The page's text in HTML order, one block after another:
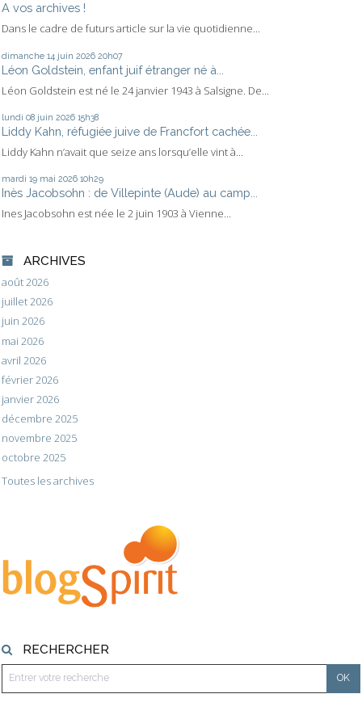
A vos archives !
Dans le cadre de futurs article sur la vie quotidienne...
dimanche 14 juin 2026 20h07
Léon Goldstein, enfant juif étranger né à...
Léon Goldstein est né le 24 janvier 1943 à Salsigne. De...
lundi 08 juin 2026 15h38
Liddy Kahn, réfugiée juive de Francfort cachée...
Liddy Kahn n’avait que seize ans lorsqu’elle vint à...
mardi 19 mai 2026 10h29
Inès Jacobsohn : de Villepinte (Aude) au camp...
Ines Jacobsohn est née le 2 juin 1903 à Vienne...
ARCHIVES
août 2026
juillet 2026
juin 2026
mai 2026
avril 2026
février 2026
janvier 2026
décembre 2025
novembre 2025
octobre 2025
Toutes les archives
RECHERCHER